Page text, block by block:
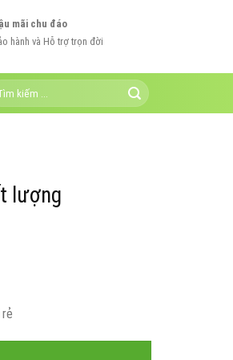
mãi chu đáo
hành và Hỗ trợ trọn đời
lượng